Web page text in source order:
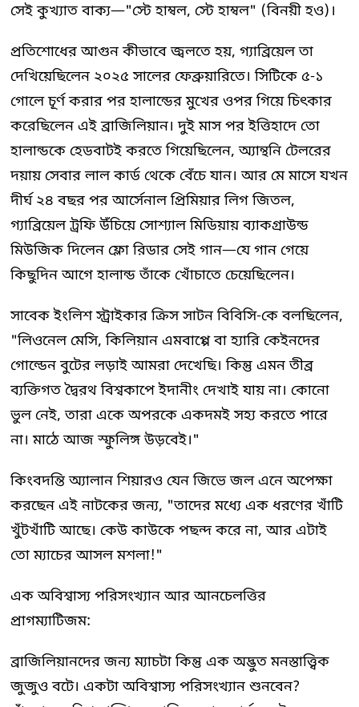
সেই কুখ্যাত বাক্য—"স্টে হাম্বল, স্টে হাম্বল" (বিনয়ী হও)।
প্রতিশোধের আগুন কীভাবে জ্বলতে হয়, গ্যাব্রিয়েল তা
দেখিয়েছিলেন ২০২৫ সালের ফেব্রুয়ারিতে। সিটিকে ৫-১
গোলে চূর্ণ করার পর হালান্ডের মুখের ওপর গিয়ে চিৎকার
করেছিলেন এই ব্রাজিলিয়ান। দুই মাস পর ইত্তিহাদে তো
হালান্ডকে হেডবাটই করতে গিয়েছিলেন, অ্যান্থনি টেলরের
দয়ায় সেবার লাল কার্ড থেকে বেঁচে যান। আর মে মাসে যখন
দীর্ঘ ২৪ বছর পর আর্সেনাল প্রিমিয়ার লিগ জিতল,
গ্যাব্রিয়েল ট্রফি উঁচিয়ে সোশ্যাল মিডিয়ায় ব্যাকগ্রাউন্ড
মিউজিক দিলেন ফ্লো রিডার সেই গান—যে গান গেয়ে
কিছুদিন আগে হালান্ড তাঁকে খোঁচাতে চেয়েছিলেন।
সাবেক ইংলিশ স্ট্রাইকার ক্রিস সাটন বিবিসি-কে বলছিলেন,
"লিওনেল মেসি, কিলিয়ান এমবাপ্পে বা হ্যারি কেইনদের
গোল্ডেন বুটের লড়াই আমরা দেখেছি। কিন্তু এমন তীব্র
ব্যক্তিগত দ্বৈরথ বিশ্বকাপে ইদানীং দেখাই যায় না। কোনো
ভুল নেই, তারা একে অপরকে একদমই সহ্য করতে পারে
না। মাঠে আজ স্ফুলিঙ্গ উড়বেই।"
কিংবদন্তি অ্যালান শিয়ারও যেন জিভে জল এনে অপেক্ষা
করছেন এই নাটকের জন্য, "তাদের মধ্যে এক ধরণের খাঁটি
খুঁটখাঁটি আছে। কেউ কাউকে পছন্দ করে না, আর এটাই
তো ম্যাচের আসল মশলা!"
এক অবিশ্বাস্য পরিসংখ্যান আর আনচেলত্তির
প্রাগম্যাটিজম:
ব্রাজিলিয়ানদের জন্য ম্যাচটা কিন্তু এক অদ্ভুত মনস্তাত্ত্বিক
জুজুও বটে। একটা অবিশ্বাস্য পরিসংখ্যান শুনবেন?